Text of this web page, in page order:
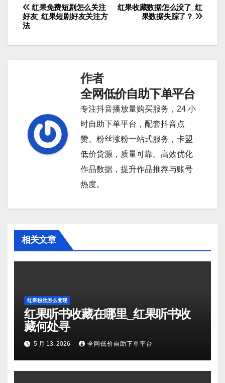
文
章
红果收藏数据怎么没了_红
果数据失踪了？
红果免费短剧怎么关注
好友_红果短剧好友关注方
法
作者
全网低价自助下单平台
专注抖音播放量购买服务，24 小
时自助下单平台，配套抖音点
赞、粉丝涨粉一站式服务，卡盟
低价货源，质量可靠。高效优化
作品数据，提升作品推荐与账号
热度。
相关文章
红果粉丝怎么变现
红果听书收藏在哪里_红果听书收
藏何处寻
5 月 13, 2026 全网低价自助下单平台